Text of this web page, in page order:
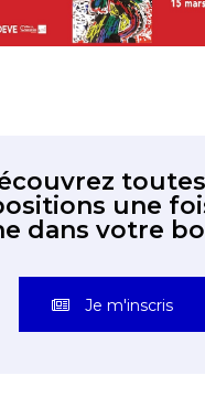
une
dans votre
Je m'inscris